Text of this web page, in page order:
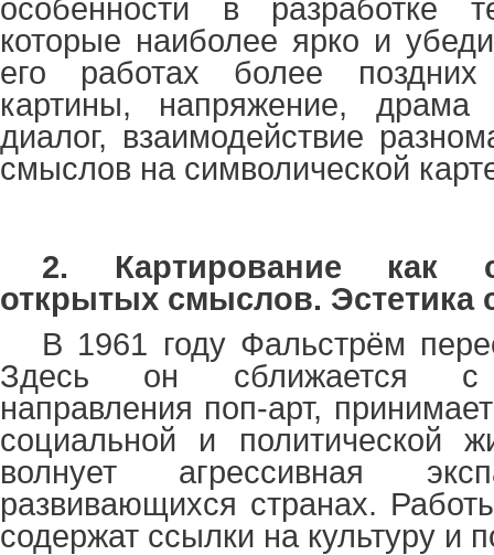
особенности в разработке
которые наиболее ярко и
его работах более
картины, напряжение, драма
диалог, взаимодействие
смыслов на символической
2. Картирование как
открытых смыслов. Эстетика
В 1961 году Фальстрём
Здесь он сближается с
направления поп-арт,
социальной и политической
волнует агрессивная
развивающихся странах.
содержат ссылки на культуру и